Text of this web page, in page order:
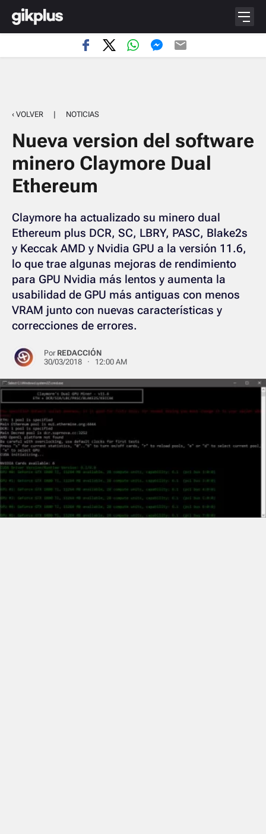
‹ VOLVER | NOTICIAS
Nueva version del software
minero Claymore Dual
Ethereum
Claymore ha actualizado su minero dual
Ethereum plus DCR, SC, LBRY, PASC, Blake2s
y Keccak AMD y Nvidia GPU a la versión 11.6,
lo que trae algunas mejoras de rendimiento
para GPU Nvidia más lentos y aumenta la
usabilidad de GPU más antiguas con menos
VRAM junto con nuevas características y
correcciones de errores.
Por REDACCIÓN
30/03/2018 · 12:00 AM